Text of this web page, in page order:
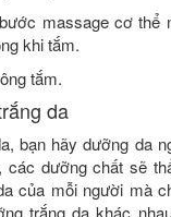
massage cơ thể
khi tắm.
tắm.
da
bạn hãy dưỡng da
dưỡng chất sẽ
của mỗi người mà
trắng da khác